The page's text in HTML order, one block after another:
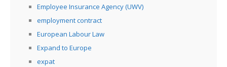
Employee Insurance Agency (UWV)
employment contract
European Labour Law
Expand to Europe
expat